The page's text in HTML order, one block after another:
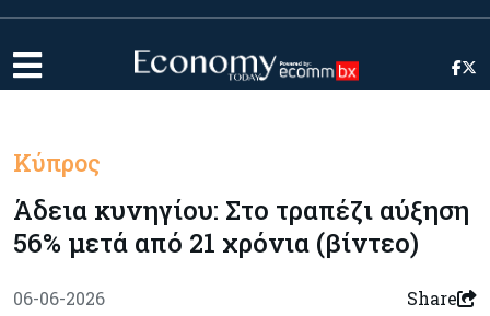
Κύπρος
Άδεια κυνηγίου: Στο τραπέζι αύξηση
56% μετά από 21 χρόνια (βίντεο)
06-06-2026 Share